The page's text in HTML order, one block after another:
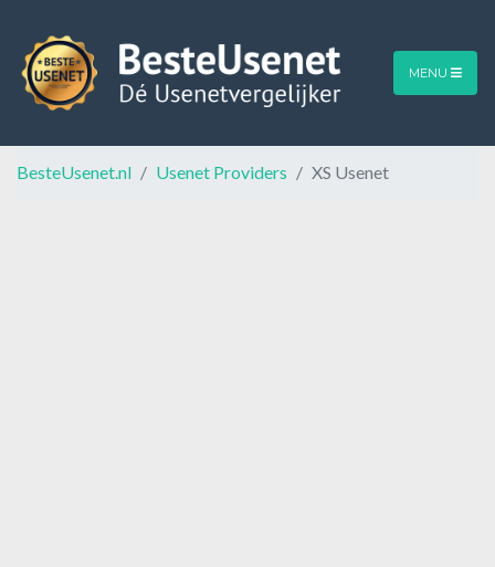
MENU
BesteUsenet.nl Usenet Providers XS Usenet